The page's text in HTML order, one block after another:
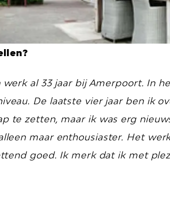
al 33 jaar bij Amerpoort. In
De laatste vier jaar ben ik
te zetten, maar ik was erg
maar enthousiaster. Het
goed. Ik merk dat ik met